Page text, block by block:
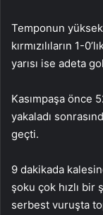
Temponun yüksek
kırmızılıların 1-
yarısı ise adeta
Kasımpaşa önce
yakaladı
geçti.
9 dakikada
şoku çok hızlı bir
serbest vuruşta